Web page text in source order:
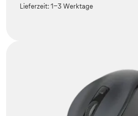
Lieferzeit:1-3 Werktage